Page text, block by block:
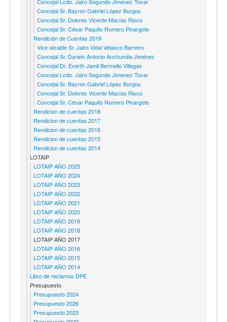
Concejal Sr. Bayron Gabriel López Burgos
Concejal Sr. Dolores Vicente Macías Risco
Concejal Sr. César Paquito Romero Pinargote
Rendición de Cuentas 2019
Vice-alcalde Sr. Jairo Vidal Velasco Barreiro
Concejal Sr. Darwin Antonio Anchundia Jiménez
Concejal Dr. Everth Jamil Bermello Villegas
Concejal Lcdo. Jairo Segundo Jimenez Tovar
Concejal Sr. Bayron Gabriel López Burgos
Concejal Sr. Dolores Vicente Macías Risco
Concejal Sr. César Paquito Romero Pinargote
Rendicion de cuentas 2018
Rendicion de cuentas 2017
Rendicion de cuentas 2016
Rendicion de cuentas 2015
Rendicion de cuentas 2014
LOTAIP
LOTAIP AÑO 2025
LOTAIP AÑO 2024
LOTAIP AÑO 2023
LOTAIP AÑO 2022
LOTAIP AÑO 2021
LOTAIP AÑO 2020
LOTAIP AÑO 2019
LOTAIP AÑO 2018
LOTAIP AÑO 2017
LOTAIP AÑO 2016
LOTAIP AÑO 2015
LOTAIP AÑO 2014
Libro de reclamos DPE
Presupuesto
Presupuesto 2024
Presupuesto 2026
Presupuesto 2023